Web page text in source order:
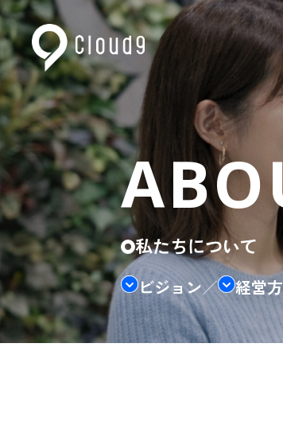
私たちについて
ビジョン／ 経営